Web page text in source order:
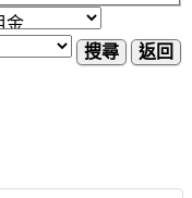
搜尋 返回